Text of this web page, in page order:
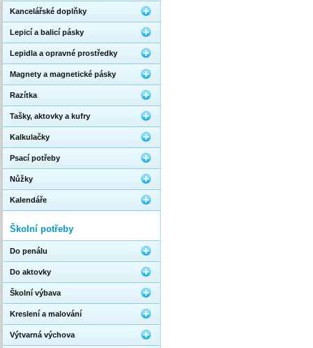
Kancelářské doplňky
Lepicí a balicí pásky
Lepidla a opravné prostředky
Magnety a magnetické pásky
Razítka
Tašky, aktovky a kufry
Kalkulačky
Psací potřeby
Nůžky
Kalendáře
Školní potřeby
Do penálu
Do aktovky
Školní výbava
Kreslení a malování
Výtvarná výchova